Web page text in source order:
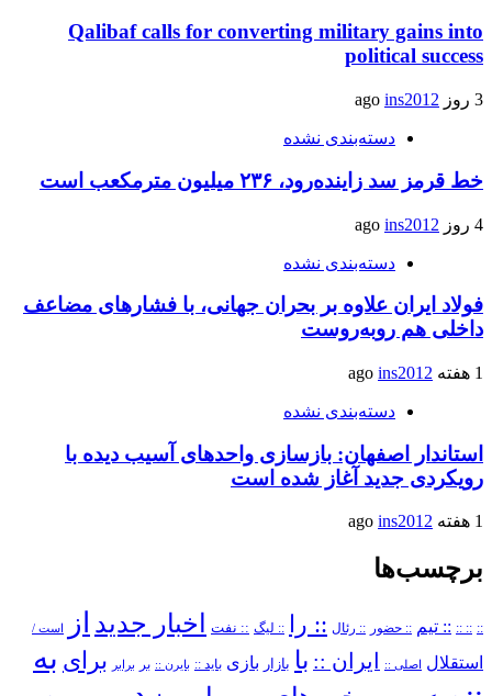
Qalibaf calls for converting military gains into
political success
3 روز ago ins2012
دسته‌بندی نشده
خط قرمز سد زاینده‌رود، ۲۳۶ میلیون مترمکعب است
4 روز ago ins2012
دسته‌بندی نشده
فولاد ایران علاوه بر بحران جهانی، با فشارهای مضاعف
داخلی هم روبه‌روست
1 هفته ago ins2012
دسته‌بندی نشده
استاندار اصفهان: بازسازی واحدهای آسیب دیده با
رویکردی جدید آغاز شده است
1 هفته ago ins2012
برچسب‌ها
::
:: :: :: تیم :: حضور :: رئال :: را :: لیگ :: نفت اخبار جدید از است /
استقلال اصلی :: ایران :: با بازار بازی باید :: بایرن :: بر برابر برای به